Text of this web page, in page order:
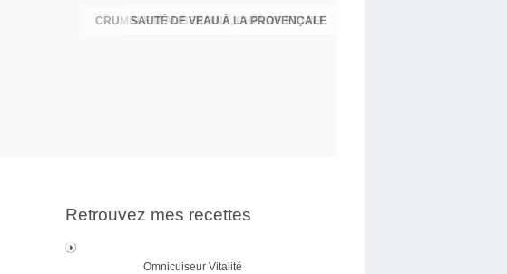
SAUTÉ DE VEAU À LA PROVENÇALE
Retrouvez mes recettes
Omnicuiseur Vitalité